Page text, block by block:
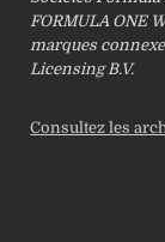
FORMULA ONE
marques
Licensing B.V.
Consultez les